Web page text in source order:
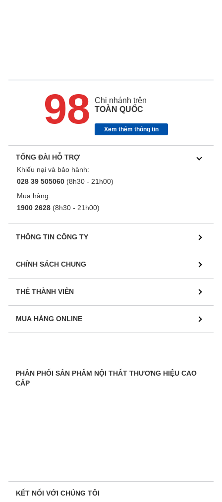
98
Chi nhánh trên
TOÀN QUỐC
Xem thêm thông tin
TỔNG ĐÀI HỖ TRỢ
Khiếu nại và bảo hành:
028 39 505060 (8h30 - 21h00)
Mua hàng:
1900 2628 (8h30 - 21h00)
THÔNG TIN CÔNG TY
CHÍNH SÁCH CHUNG
THẺ THÀNH VIÊN
MUA HÀNG ONLINE
PHÂN PHỐI SẢN PHẨM NỘI THẤT THƯƠNG HIỆU CAO
CẤP
KẾT NỐI VỚI CHÚNG TÔI